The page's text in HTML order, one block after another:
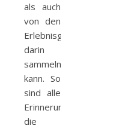
als auch
von den
Erlebnisgeschenken
darin
sammeln
kann. So
sind alle
Erinnerungen,
die